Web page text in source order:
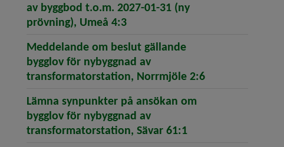
av byggbod t.o.m. 2027-01-31 (ny
prövning), Umeå 4:3(öppnar artikeln Meddelande
Meddelande om beslut gällande
bygglov för nybyggnad av
transformatorstation, Norrmjöle 2:6(öppnar
Lämna synpunkter på ansökan om
bygglov för nybyggnad av
transformatorstation, Sävar 61:1(öppnar artikeln